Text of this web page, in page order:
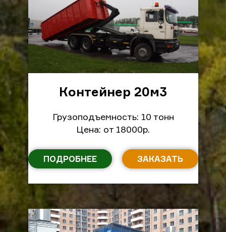
Контейнер 20м3
Грузоподъемность: 10 тонн
Цена: от 18000р.
ПОДРОБНЕЕ ЗАКАЗАТЬ